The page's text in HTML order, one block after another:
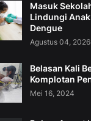
Masuk
Lindungi
Dengue
Agustus 04, 2026
Belasan Kali
Komplotan
Mei 16, 2024